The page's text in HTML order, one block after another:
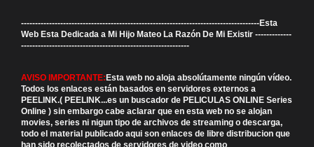
-------------------------------------------------------------------------------------Esta
Web Esta Dedicada a Mi Hijo Mateo La Razón De Mi Existir -------------
------------------------------------------------------------
AVISO IMPORTANTE:Esta web no aloja absolútamente ningún vídeo.
Todos los enlaces están basados en servidores externos a
PEELINK.( PEELINK...es un buscador de PELICULAS ONLINE Series
Online ) sin embargo cabe aclarar que en esta web no se alojan
movies, series ni nigun tipo de archivos de streaming o descarga,
todo el material publicado aqui son enlaces de libre distribucion que
han sido recolectados de servidores de video como